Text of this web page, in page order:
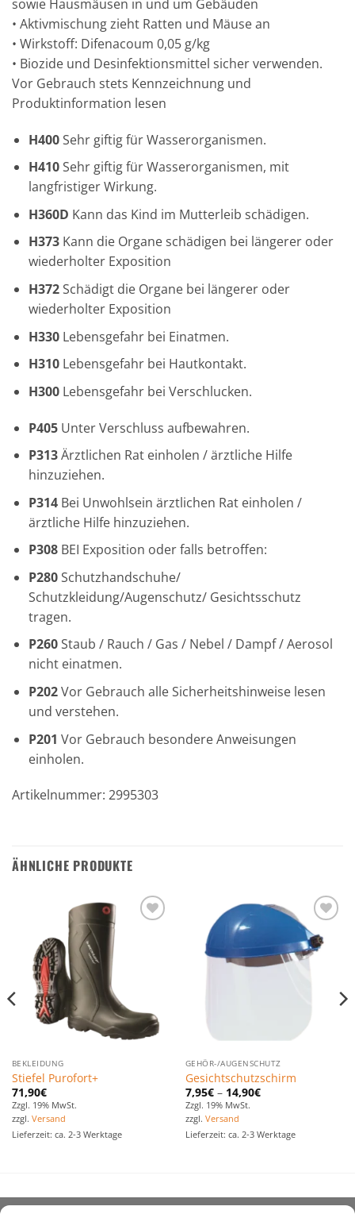
sowie Hausmäusen in und um Gebäuden
• Aktivmischung zieht Ratten und Mäuse an
• Wirkstoff: Difenacoum 0,05 g/kg
• Biozide und Desinfektionsmittel sicher verwenden.
Vor Gebrauch stets Kennzeichnung und
Produktinformation lesen
H400Sehr giftig für Wasserorganismen.
H410Sehr giftig für Wasserorganismen, mit
langfristiger Wirkung.
H360D Kann das Kind im Mutterleib schädigen.
H373Kann die Organe schädigen bei längerer oder
wiederholter Exposition
H372Schädigt die Organe bei längerer oder
wiederholter Exposition
H330Lebensgefahr bei Einatmen.
H310Lebensgefahr bei Hautkontakt.
H300Lebensgefahr bei Verschlucken.
P405Unter Verschluss aufbewahren.
P313Ärztlichen Rat einholen / ärztliche Hilfe
hinzuziehen.
P314Bei Unwohlsein ärztlichen Rat einholen /
ärztliche Hilfe hinzuziehen.
P308BEI Exposition oder falls betroffen:
P280Schutzhandschuhe/
Schutzkleidung/Augenschutz/ Gesichtsschutz
tragen.
P260Staub / Rauch / Gas / Nebel / Dampf / Aerosol
nicht einatmen.
P202Vor Gebrauch alle Sicherheitshinweise lesen
und verstehen.
P201 Vor Gebrauch besondere Anweisungen
einholen.
Artikelnummer: 2995303
ÄHNLICHE PRODUKTE
hinzufügen
BEKLEIDUNG
Stiefel Purofort+
71,90€
Zzgl. 19% MwSt.
zzgl. Versand
Lieferzeit: ca. 2-3 Werktage
Zu den
Favoriten
hinzufügen
GEHÖR-/AUGENSCHUTZ
Gesichtschutzschirm
7,95€– 14,90€
Zzgl. 19% MwSt.
zzgl. Versand
Lieferzeit: ca. 2-3 Werktage